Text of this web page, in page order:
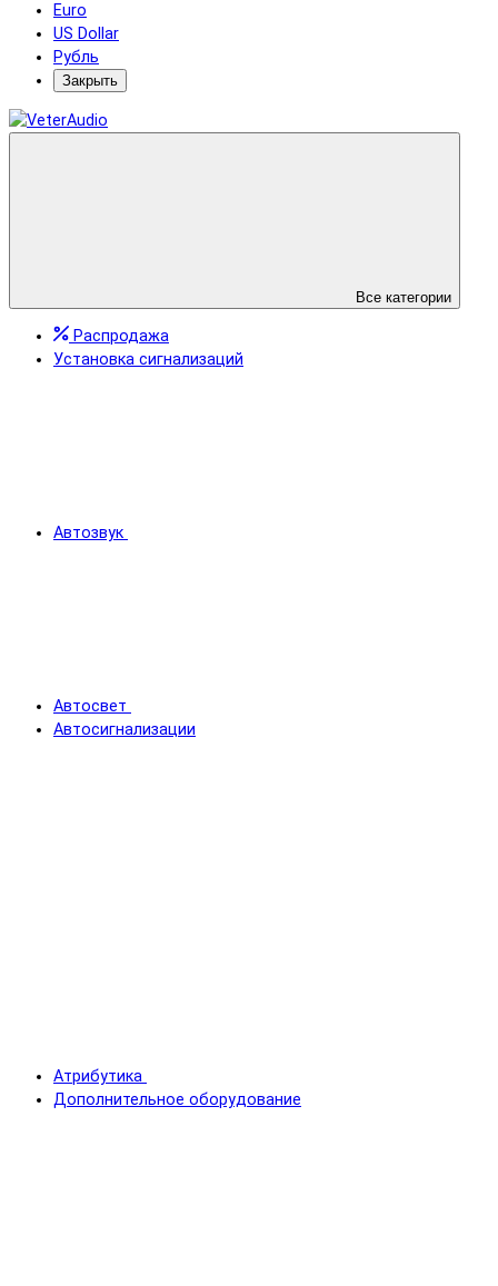
Euro
US Dollar
Рубль
Закрыть
Все категории
Распродажа
Установка сигнализаций
Автозвук
Автосвет
Автосигнализации
Атрибутика
Дополнительное оборудование